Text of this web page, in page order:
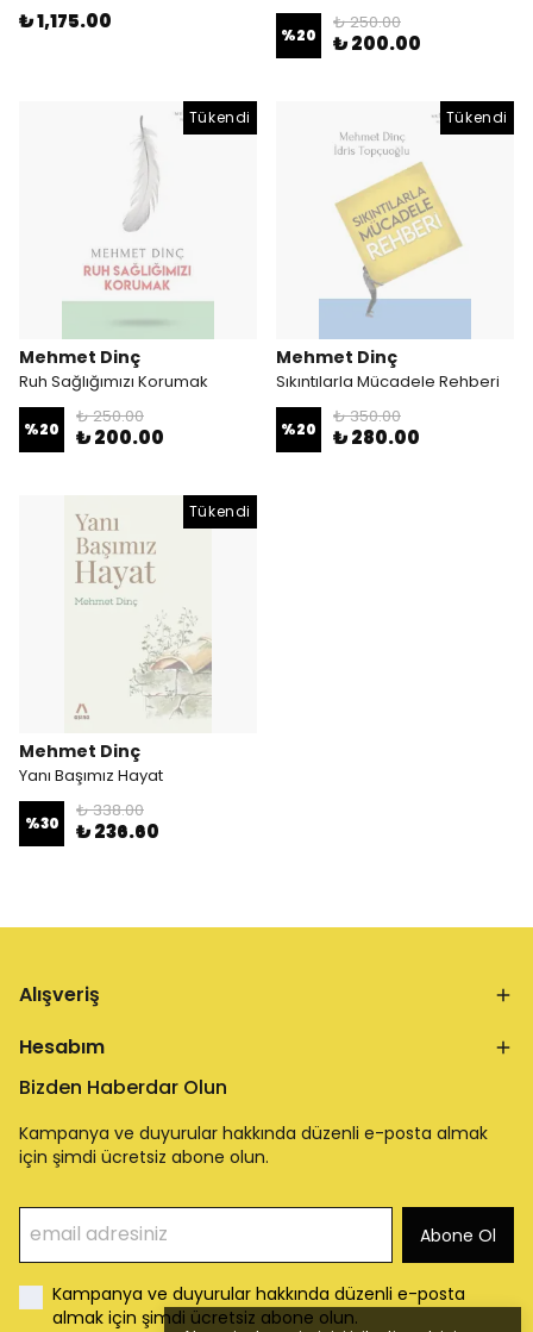
₺ 1,175.00
%20
₺ 250.00
₺ 200.00
Tükendi
Mehmet Dinç
Ruh Sağlığımızı Korumak
%20
₺ 250.00
₺ 200.00
Tükendi
Mehmet Dinç
Sıkıntılarla Mücadele Rehberi
%20
₺ 350.00
₺ 280.00
Tükendi
Mehmet Dinç
Yanı Başımız Hayat
%30
₺ 338.00
₺ 236.60
Alışveriş
Hesabım
Bizden Haberdar Olun
Kampanya ve duyurular hakkında düzenli e-posta almak
için şimdi ücretsiz abone olun.
Abone Ol
Kampanya ve duyurular hakkında düzenli e-posta
almak için şimdi ücretsiz abone olun.